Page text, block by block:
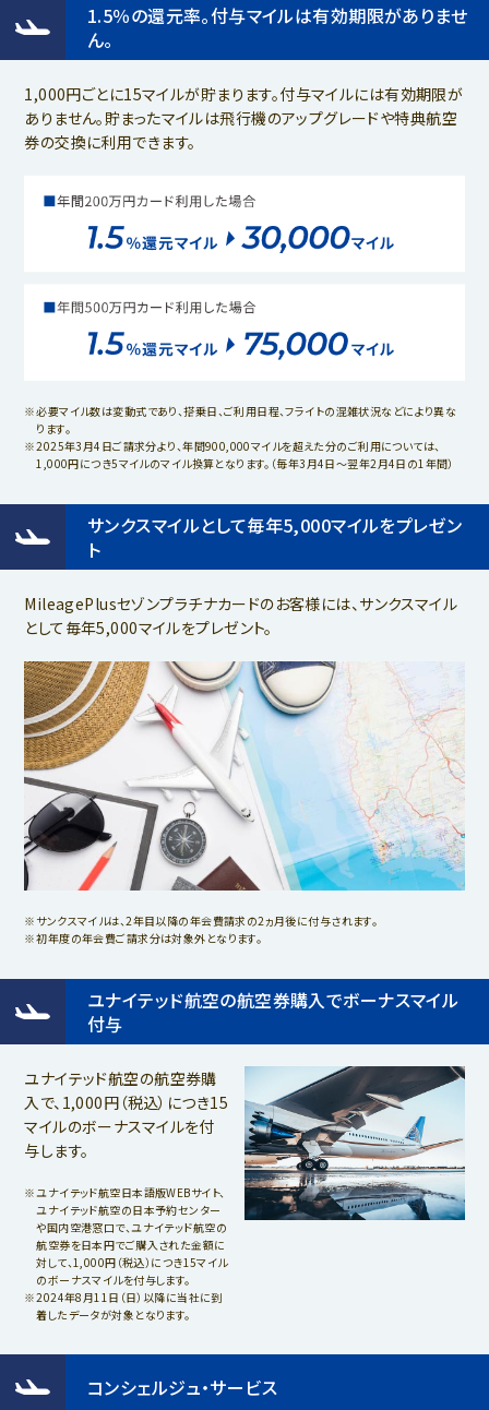
1.5％の還元率。付与マイルは有効期限がありませ
ん。
1,000円ごとに15マイルが貯まります。付与マイルには有効期限が
ありません。貯まったマイルは飛行機のアップグレードや特典航空
券の交換に利用できます。
必要マイル数は変動式であり、搭乗日、ご利用日程、フライトの混雑状況などにより異な
ります。
2025年3月4日ご請求分より、年間900,000マイルを超えた分のご利用については、
1,000円につき5マイルのマイル換算となります。（毎年3月4日～翌年2月4日の1年間）
サンクスマイルとして毎年5,000マイルをプレゼン
ト
MileagePlusセゾンプラチナカードのお客様には、サンクスマイル
として毎年5,000マイルをプレゼント。
サンクスマイルは、2年目以降の年会費請求の2ヵ月後に付与されます。
初年度の年会費ご請求分は対象外となります。
ユナイテッド航空の航空券購入でボーナスマイル
付与
ユナイテッド航空の航空券購
入で、1,000円（税込）につき15
マイルのボーナスマイルを付
与します。
ユナイテッド航空日本語版WEBサイト、
ユナイテッド航空の日本予約センター
や国内空港窓口で、ユナイテッド航空の
航空券を日本円でご購入された金額に
対して、1,000円（税込）につき15マイル
のボーナスマイルを付与します。
2024年8月11日（日）以降に当社に到
着したデータが対象となります。
コンシェルジュ・サービス